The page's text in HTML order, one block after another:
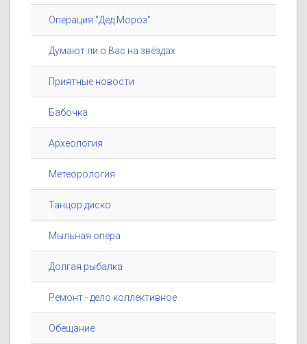
Операция "Дед Мороз"
Думают ли о Вас на звёздах
Приятные новости
Бабочка
Археология
Метеорология
Танцор диско
Мыльная опера
Долгая рыбалка
Ремонт - дело коллективное
Обещание